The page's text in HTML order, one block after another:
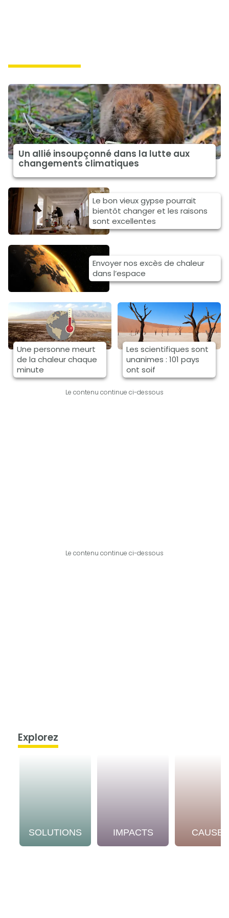
Un allié insoupçonné dans la lutte aux
changements climatiques
Le bon vieux gypse pourrait
bientôt changer et les raisons
sont excellentes
Envoyer nos excès de chaleur
dans l’espace
Une personne meurt
de la chaleur chaque
minute
Les scientifiques sont
unanimes : 101 pays
ont soif
Le contenu continue ci-dessous
Le contenu continue ci-dessous
Explorez
SOLUTIONS IMPACTS CAUSES